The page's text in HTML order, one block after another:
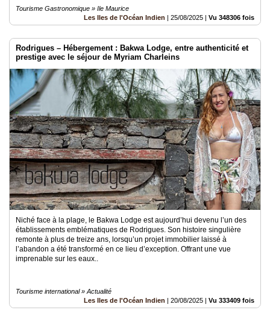
Tourisme Gastronomique » Ile Maurice
Les Iles de l'Océan Indien | 25/08/2025 | Vu 348306 fois
Rodrigues – Hébergement : Bakwa Lodge, entre authenticité et
prestige avec le séjour de Myriam Charleins
Niché face à la plage, le Bakwa Lodge est aujourd’hui devenu l’un des
établissements emblématiques de Rodrigues. Son histoire singulière
remonte à plus de treize ans, lorsqu’un projet immobilier laissé à
l’abandon a été transformé en ce lieu d’exception. Offrant une vue
imprenable sur les eaux..
Tourisme international » Actualité
Les Iles de l'Océan Indien | 20/08/2025 | Vu 333409 fois